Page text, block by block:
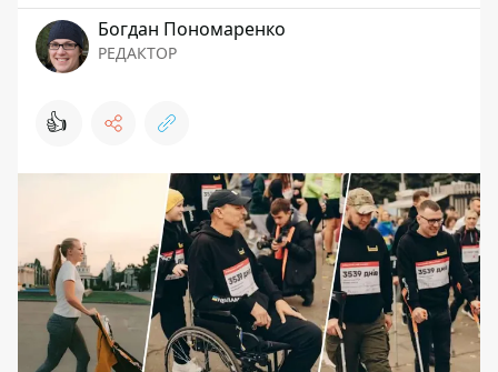
Богдан Пономаренко
РЕДАКТОР
👍